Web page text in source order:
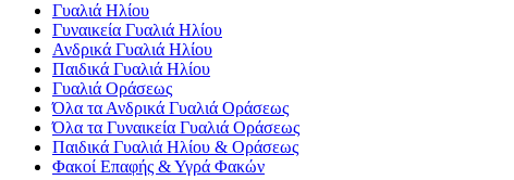
Γυαλιά Ηλίου
Γυναικεία Γυαλιά Ηλίου
Ανδρικά Γυαλιά Ηλίου
Παιδικά Γυαλιά Ηλίου
Γυαλιά Οράσεως
Όλα τα Ανδρικά Γυαλιά Οράσεως
Όλα τα Γυναικεία Γυαλιά Οράσεως
Παιδικά Γυαλιά Ηλίου & Οράσεως
Φακοί Επαφής & Υγρά Φακών